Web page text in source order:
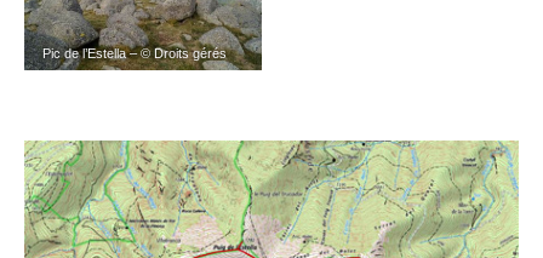
Pic de l’Estella – © Droits gérés